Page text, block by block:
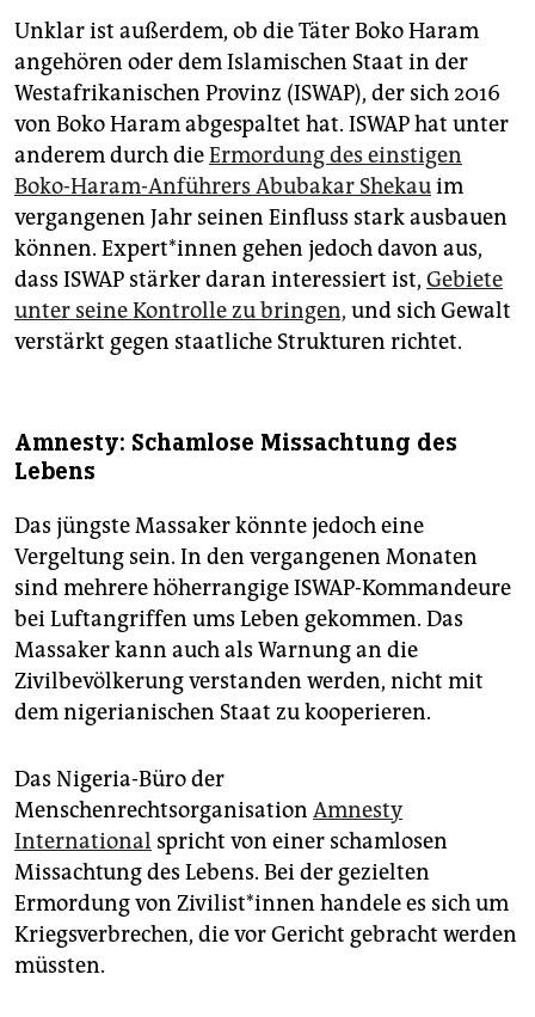
Unklar ist außerdem, ob die Täter Boko Haram
angehören oder dem Islamischen Staat in der
Westafrikanischen Provinz (ISWAP), der sich 2016
von Boko Haram abgespaltet hat. ISWAP hat unter
anderem durch dieErmordung des einstigen
Boko-Haram-Anführers Abubakar Shekauim
vergangenen Jahr seinen Einfluss stark ausbauen
können. Ex­per­t*in­nen gehen jedoch davon aus,
dass ISWAP stärker daran interessiert ist, Gebiete
unter seine Kontrolle zu bringen, und sich Gewalt
verstärkt gegen staatliche Strukturen richtet.
Amnesty: Schamlose Missachtung des
Lebens
Das jüngste Massaker könnte jedoch eine
Vergeltung sein. In den vergangenen Monaten
sind mehrere höherrangige ISWAP-Kommandeure
bei Luftangriffen ums Leben gekommen. Das
Massaker kann auch als Warnung an die
Zivilbevölkerung verstanden werden, nicht mit
dem nigerianischen Staat zu kooperieren.
Das Nigeria-Büro der
Menschenrechtsorganisation Amnesty
International spricht von einer schamlosen
Missachtung des Lebens. Bei der gezielten
Ermordung von Zi­vi­lis­t*in­nen handele es sich um
Kriegsverbrechen, die vor Gericht gebracht werden
müssten.